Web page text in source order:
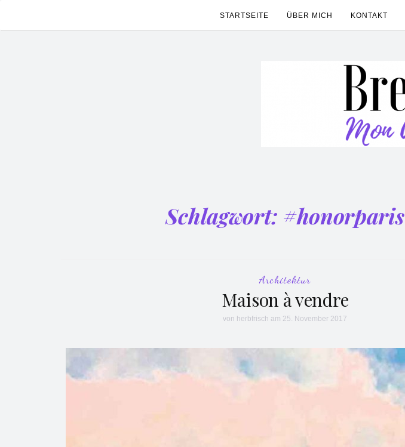
STARTSEITE ÜBER MICH KONTAKT
Schlagwort: #honorparis
Architektur
Maison à vendre
von herbfrisch am 25. November 2017